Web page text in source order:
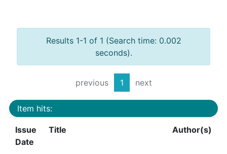
Results 1-1 of 1 (Search time: 0.002
seconds).
previous 1 next
Item hits:
Issue
Date
Title Author(s)